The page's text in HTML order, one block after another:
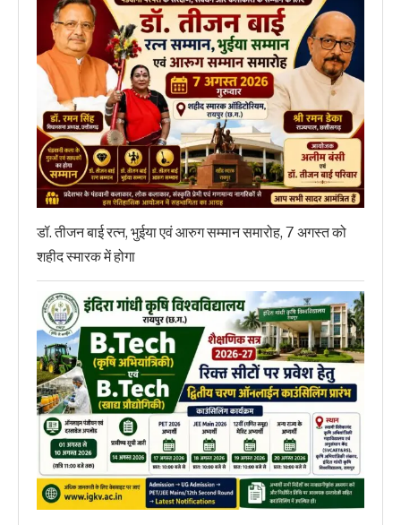
डॉ. तीजन बाई रत्न, भुईया एवं आरुग सम्मान समारोह, 7 अगस्त को
शहीद स्मारक में होगा